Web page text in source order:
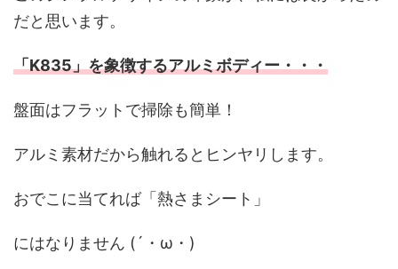
だと思います。
「K835」を象徴するアルミボディー・・・
盤面はフラットで掃除も簡単！
アルミ素材だから触れるとヒンヤリします。
おでこに当てれば「熱さまシート」
にはなりません (´・ω・)